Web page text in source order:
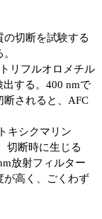
切断を試験する
リフルオロメチル
する。400 nmで
断されると、AFC
キシクマリン
切断時に生じる
放射フィルター
が高く、ごくわず